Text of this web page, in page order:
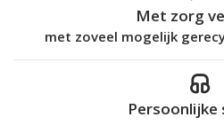
Met zorg
met zoveel mogelijk
Persoonlijke